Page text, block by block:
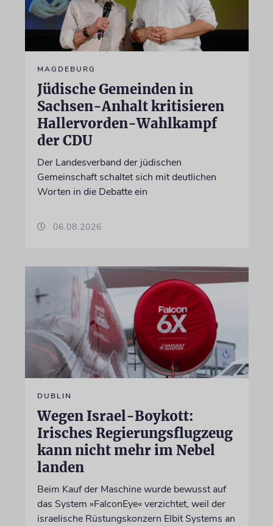
MAGDEBURG
Jüdische Gemeinden in
Sachsen-Anhalt kritisieren
Hallervorden-Wahlkampf
der CDU
Der Landesverband der jüdischen
Gemeinschaft schaltet sich mit deutlichen
Worten in die Debatte ein
06.08.2026
DUBLIN
Wegen Israel-Boykott:
Irisches Regierungsflugzeug
kann nicht mehr im Nebel
landen
Beim Kauf der Maschine wurde bewusst auf
das System »FalconEye« verzichtet, weil der
israelische Rüstungskonzern Elbit Systems an